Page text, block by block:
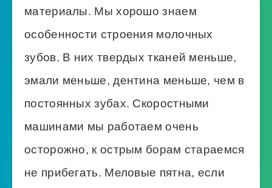
материалы. Мы хорошо знаем
особенности строения молочных
зубов. В них твердых тканей меньше,
эмали меньше, дентина меньше, чем в
постоянных зубах. Скоростными
машинами мы работаем очень
осторожно, к острым борам стараемся
не прибегать. Меловые пятна, если